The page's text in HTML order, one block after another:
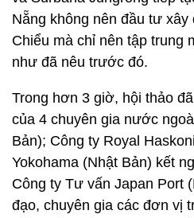
Nẵng không nên đầu tư xây
Chiểu mà chỉ nên tập trung
như đã nêu trước đó.
Trong hơn 3 giờ, hội thảo
của 4 chuyên gia nước
Bản); Công ty Royal
Yokohama (Nhật Bản) kết
Công ty Tư vấn Japan Port
đạo, chuyên gia các đơn vị